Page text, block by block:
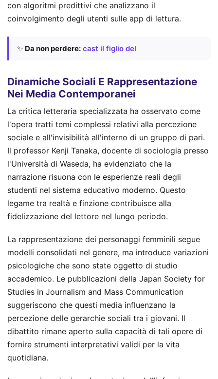
con algoritmi predittivi che analizzano il
coinvolgimento degli utenti sulle app di lettura.
✨ Da non perdere: cast il figlio del
Dinamiche Sociali E Rappresentazione
Nei Media Contemporanei
La critica letteraria specializzata ha osservato come
l'opera tratti temi complessi relativi alla percezione
sociale e all'invisibilità all'interno di un gruppo di pari.
Il professor Kenji Tanaka, docente di sociologia presso
l'Università di Waseda, ha evidenziato che la
narrazione risuona con le esperienze reali degli
studenti nel sistema educativo moderno. Questo
legame tra realtà e finzione contribuisce alla
fidelizzazione del lettore nel lungo periodo.
La rappresentazione dei personaggi femminili segue
modelli consolidati nel genere, ma introduce variazioni
psicologiche che sono state oggetto di studio
accademico. Le pubblicazioni della Japan Society for
Studies in Journalism and Mass Communication
suggeriscono che questi media influenzano la
percezione delle gerarchie sociali tra i giovani. Il
dibattito rimane aperto sulla capacità di tali opere di
fornire strumenti interpretativi validi per la vita
quotidiana.